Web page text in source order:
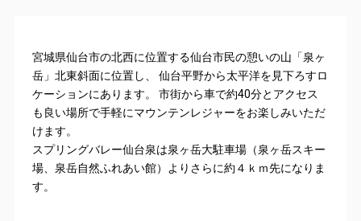
宮城県仙台市の北西に位置する仙台市民の憩いの山「泉ヶ
岳」北東斜面に位置し、 仙台平野から太平洋を見下ろすロ
ケーションにあります。 市街から車で約40分とアクセス
も良い場所で手軽にマウンテンレジャーをお楽しみいただ
けます。
スプリングバレー仙台泉は泉ヶ岳大駐車場（泉ヶ岳スキー
場、泉岳自然ふれあい館）よりさらに約４ｋｍ先になりま
す。